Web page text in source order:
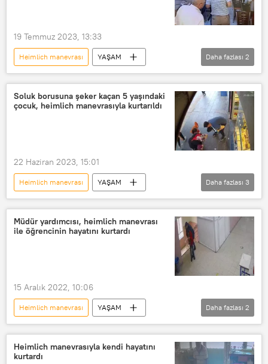
19 Temmuz 2023, 13:33
Heimlich manevrası
YAŞAM
Elazığ
Lokanta VİDEO
Daha fazlası 2
Soluk borusuna şeker kaçan 5 yaşındaki
çocuk, heimlich manevrasıyla kurtarıldı
22 Haziran 2023, 15:01
Heimlich manevrası
YAŞAM
Türkiye
Diyarbakır
Çocuk
Şeker
Daha fazlası 3
Müdür yardımcısı, heimlich manevrası
ile öğrencinin hayatını kurtardı
15 Aralık 2022, 10:06
Heimlich manevrası
YAŞAM
Türkiye
Gaziantep Öğrenci
Daha fazlası 2
Heimlich manevrasıyla kendi hayatını
kurtardı